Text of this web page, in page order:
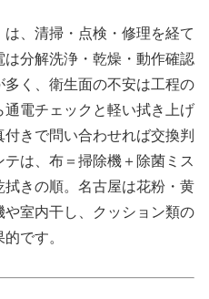
、清掃・点検・修理を経て
分解洗浄・乾燥・動作確認
く、衛生面の不安は工程の
電チェックと軽い拭き上げ
きで問い合わせれば交換判
は、布＝掃除機＋除菌ミス
きの順。名古屋は花粉・黄
室内干し、クッション類の
です。